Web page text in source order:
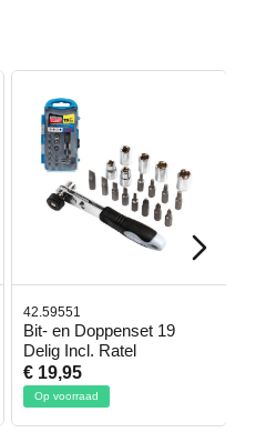
42.59551
Bit- en Doppenset 19
Delig Incl. Ratel
€ 19,95
Op voorraad